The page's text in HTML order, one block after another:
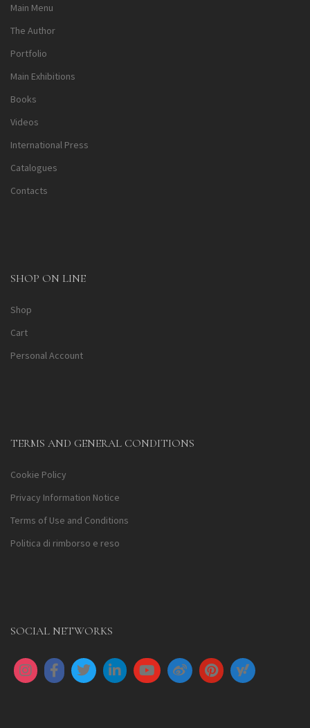
Main Menu
The Author
Portfolio
Main Exhibitions
Books
Videos
International Press
Catalogues
Contacts
SHOP ON LINE
Shop
Cart
Personal Account
TERMS AND GENERAL CONDITIONS
Cookie Policy
Privacy Information Notice
Terms of Use and Conditions
Politica di rimborso e reso
SOCIAL NETWORKS